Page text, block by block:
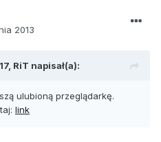
2013
RiT napisał(a):
ulubioną przeglądarkę.
link